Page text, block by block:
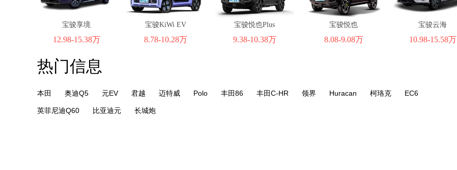
宝骏享境
12.98-15.38万
宝骏KiWi EV
8.78-10.28万
宝骏悦也Plus
9.38-10.38万
宝骏悦也
8.08-9.08万
宝骏云海
10.98-15.58万
热门信息
本田 奥迪Q5 元EV 君越 迈特威 Polo 丰田86 丰田C-HR 领界 Huracan 柯珞克 EC6
英菲尼迪Q60 比亚迪元 长城炮